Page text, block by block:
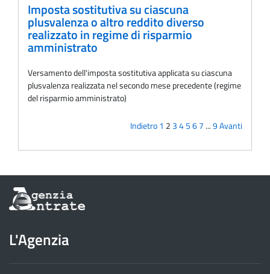
Imposta sostitutiva su ciascuna
plusvalenza o altro reddito diverso
realizzato in regime di risparmio
amministrato
Versamento dell'imposta sostitutiva applicata su ciascuna
plusvalenza realizzata nel secondo mese precedente (regime
del risparmio amministrato)
Indietro1 2 34567 ...9Avanti
Informazioni
sul
dell'Agenzia
delle
Entrate
L'Agenzia